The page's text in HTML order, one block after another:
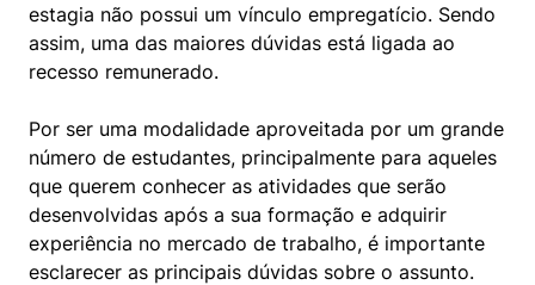
estagia não possui um vínculo empregatício. Sendo
assim, uma das maiores dúvidas está ligada ao
recesso remunerado.
Por ser uma modalidade aproveitada por um grande
número de estudantes, principalmente para aqueles
que querem conhecer as atividades que serão
desenvolvidas após a sua formação e adquirir
experiência no mercado de trabalho, é importante
esclarecer as principais dúvidas sobre o assunto.